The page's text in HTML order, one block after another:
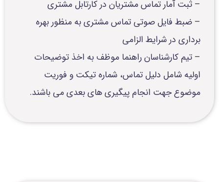
– ثبت آمار تماس مشتریان در کارتابل مشتری
– ضبط فایل صوتی تماس مشتری به منظور بهره
برداری در شرایط الزامی
– تیم کارشناسان راهنما موظف به اخذ توضیحات
اولیه شامل دلیل تماس، شماره تیکت و فوریت
موضوع جهت انجام پیگیری های بعدی می باشند.